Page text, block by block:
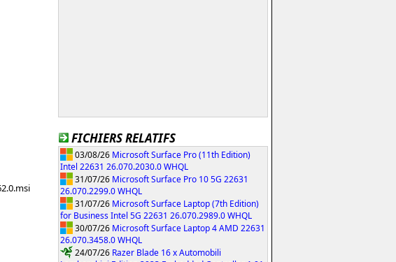
FICHIERS RELATIFS
03/08/26 Microsoft Surface Pro (11th Edition)
Intel 22631 26.070.2030.0 WHQL
31/07/26 Microsoft Surface Pro 10 5G 22631
26.070.2299.0 WHQL
31/07/26 Microsoft Surface Laptop (7th Edition)
for Business Intel 5G 22631 26.070.2989.0 WHQL
30/07/26 Microsoft Surface Laptop 4 AMD 22631
26.070.3458.0 WHQL
24/07/26 Razer Blade 16 x Automobili